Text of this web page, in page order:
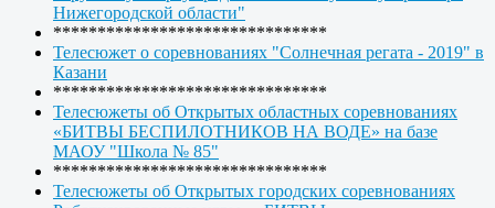
Нижегородской области"
*******************************
Телесюжет о соревнованиях "Солнечная регата - 2019" в
Казани
*******************************
Телесюжеты об Открытых областных соревнованиях
«БИТВЫ БЕСПИЛОТНИКОВ НА ВОДЕ» на базе
МАОУ "Школа № 85"
*******************************
Телесюжеты об Открытых городских соревнованиях